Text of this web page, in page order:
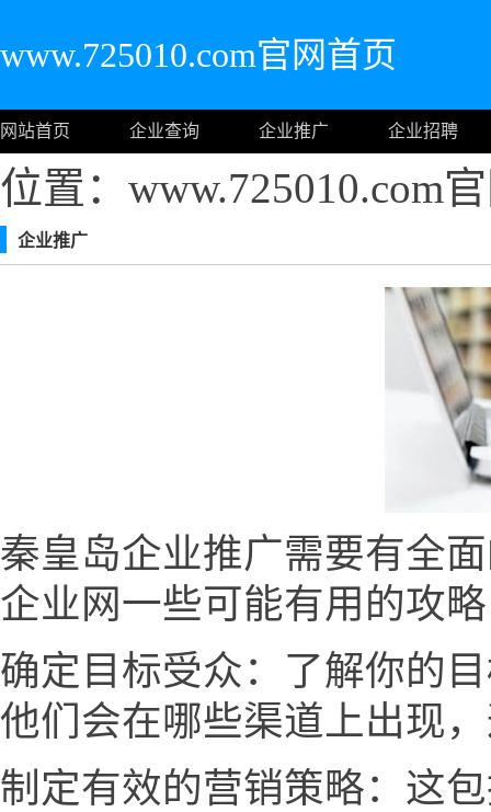
www.725010.com官网首页
网站首页 企业查询 企业推广 企业招聘
位置：www.725010.com
企业推广
秦皇岛企业推广需要有全
企业网一些可能有用的攻
确定目标受众：了解你的
他们会在哪些渠道上出现
制定有效的营销策略：这